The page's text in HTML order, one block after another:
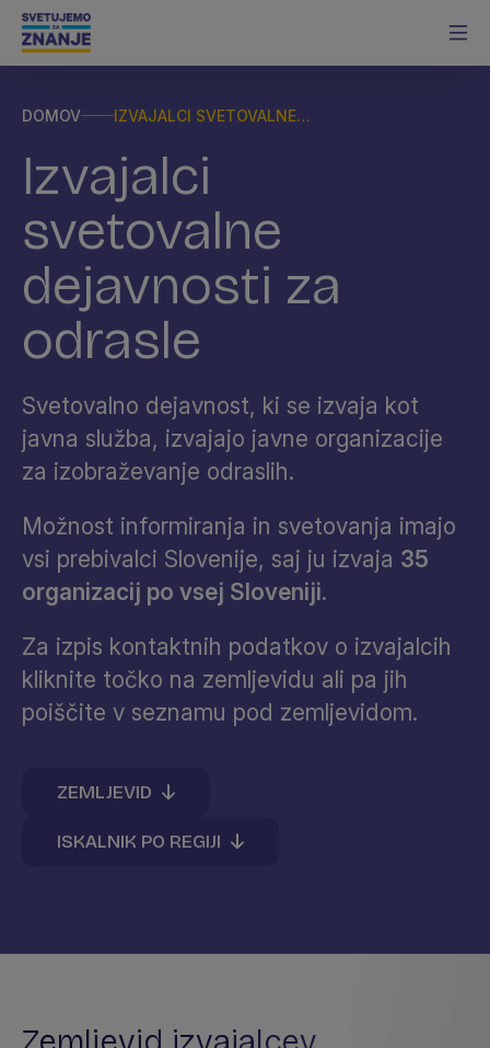
DOMOV
IZVAJALCI SVETOVALNE
Izvajalci
svetovalne
dejavnosti za
odrasle
Svetovalno dejavnost, ki se izvaja kot
javna služba, izvajajo javne organizacije
za izobraževanje odraslih.
Možnost informiranja in svetovanja imajo
vsi prebivalci Slovenije, saj ju izvaja 35
organizacij po vsej Sloveniji.
Za izpis kontaktnih podatkov o izvajalcih
kliknite točko na zemljevidu ali pa jih
poiščite v seznamu pod zemljevidom.
ZEMLJEVID
ISKALNIK PO REGIJI